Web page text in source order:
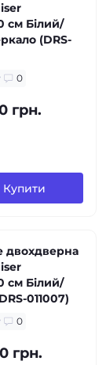
см Білий/
(DRS-
0
грн.
Купити
двохдверна
см Білий/
011007)
0
грн.